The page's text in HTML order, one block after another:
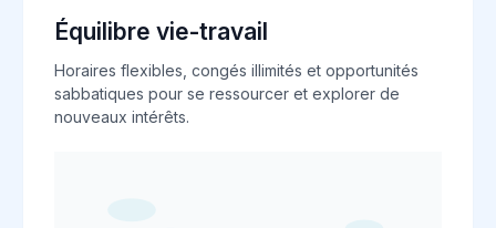
Équilibre vie-travail
Horaires flexibles, congés illimités et opportunités
sabbatiques pour se ressourcer et explorer de
nouveaux intérêts.